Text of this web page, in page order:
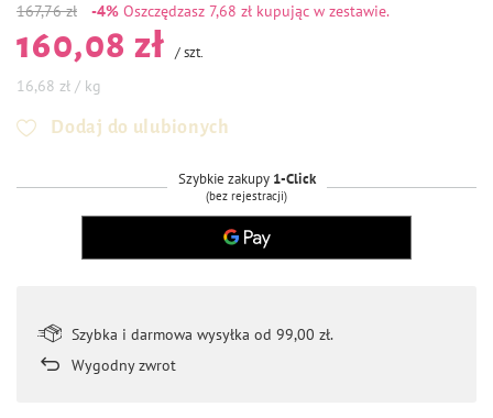
167,76 zł -4% Oszczędzasz 7,68 zł kupując w zestawie.
160,08 zł /szt.
16,68 zł / kg
Dodaj do ulubionych
Szybkie zakupy 1-Click
(bez rejestracji)
Szybka i darmowa wysyłka od 99,00 zł.
Wygodny zwrot